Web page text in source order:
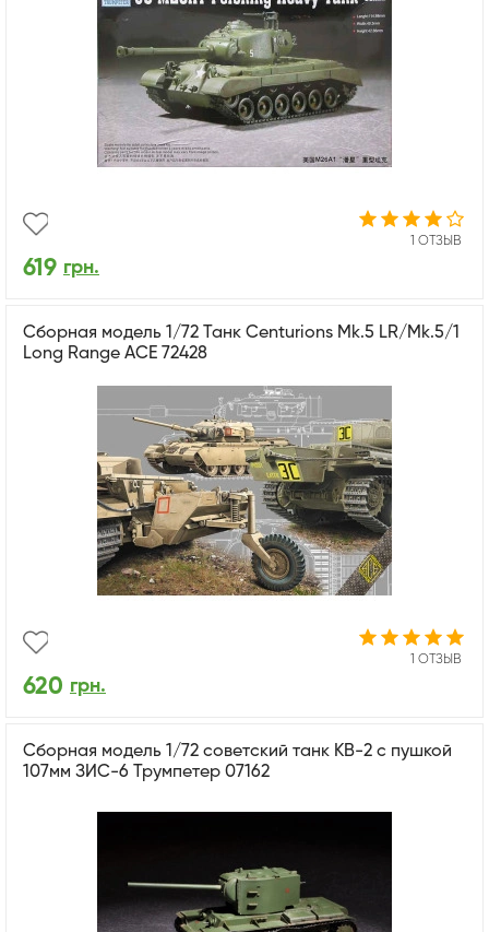
1 ОТЗЫВ
619 грн.
Сборная модель 1/72 Танк Centurions Mk.5 LR/Mk.5/1
Long Range ACE 72428
1 ОТЗЫВ
620 грн.
Сборная модель 1/72 советский танк КВ-2 с пушкой
107мм ЗИС-6 Трумпетер 07162